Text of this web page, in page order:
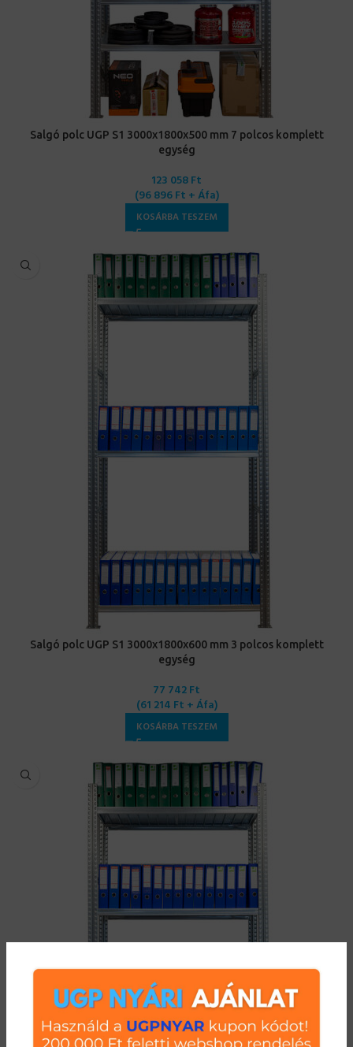
Salgó polc UGP S1 3000x1800x500 mm 7 polcos komplett
egység
123 058Ft
(96 896Ft + Áfa)
KOSÁRBA TESZEM
Salgó polc UGP S1 3000x1800x600 mm 3 polcos komplett
egység
77 742Ft
(61 214 Ft + Áfa)
KOSÁRBA TESZEM